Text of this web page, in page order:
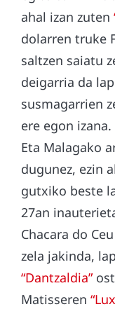
ahal izan zuten
dolarren truke
saltzen saiatu
deigarria da
susmagarrien
ere egon izana.
Eta Malagako
dugunez, ezin
gutxiko beste
27an
Chacara do
zela jakinda,
“Dantzaldia”
Matisseren